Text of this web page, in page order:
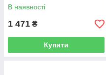
В наявності
1 471 ₴
Купити